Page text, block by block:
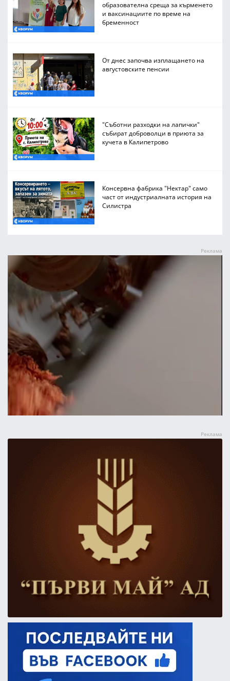
образователна среща за кърменето
и ваксинациите по време на
бременност
От днес започва изплащането на
августовските пенсии
"Съботни разходки на лапички"
събират доброволци в приюта за
кучета в Калипетрово
Консервна фабрика "Нектар" само
част от индустриалната история на
Силистра